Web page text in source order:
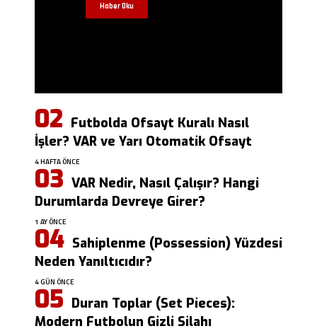
Haber Oku
Futbolda Ofsayt Kuralı Nasıl
İşler? VAR ve Yarı Otomatik Ofsayt
4 HAFTA ÖNCE
VAR Nedir, Nasıl Çalışır? Hangi
Durumlarda Devreye Girer?
1 AY ÖNCE
Sahiplenme (Possession) Yüzdesi
Neden Yanıltıcıdır?
4 GÜN ÖNCE
Duran Toplar (Set Pieces):
Modern Futbolun Gizli Silahı